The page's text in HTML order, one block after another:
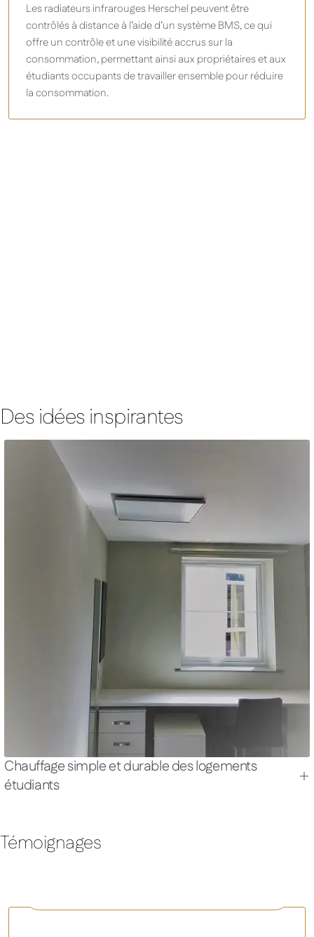
Les radiateurs infrarouges Herschel peuvent être
contrôlés à distance à l’aide d’un système BMS, ce qui
offre un contrôle et une visibilité accrus sur la
consommation, permettant ainsi aux propriétaires et aux
étudiants occupants de travailler ensemble pour réduire
la consommation.
Des idées inspirantes
Chauffage simple et durable des logements
étudiants
Témoignages